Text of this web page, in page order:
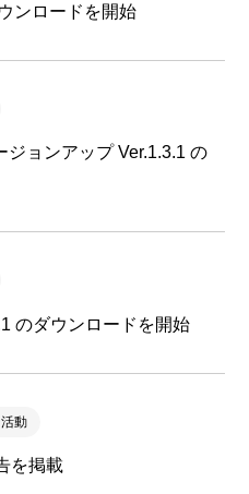
ンロードを開始
ジョンアップ Ver.1.3.1 の
のダウンロードを開始
動
を掲載